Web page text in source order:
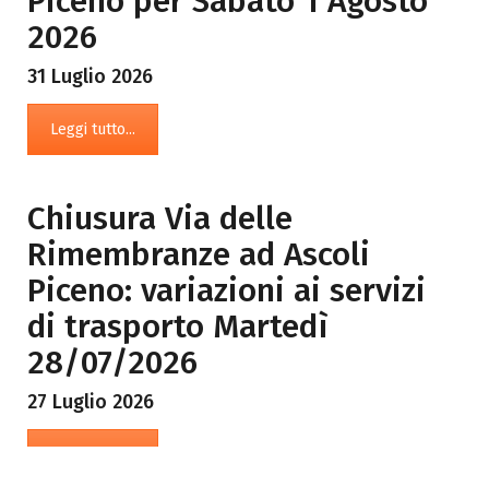
2026
31 Luglio 2026
Leggi tutto...
Chiusura Via delle
Rimembranze ad Ascoli
Piceno: variazioni ai servizi
di trasporto Martedì
28/07/2026
27 Luglio 2026